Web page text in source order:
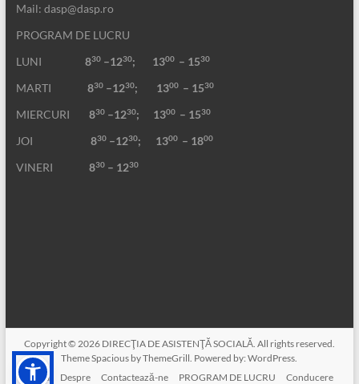
Mail: dasp@dasp.ro
PROGRAM DE LUCRU
LUNI
830–1230; 1300 – 1530
MARTI 830–1230; 1300 – 1530
MIERCURI 830–1230; 1300 – 1530
JOI 830–1230; 1300 – 1800
VINERI 830– 1230
Copyright © 2026 DIRECŢIA DE ASISTENŢĂ SOCIALĂ. All rights reserved.
ThemeSpacious by ThemeGrill. Powered by:WordPress
Acasa
Despre Contactează-ne PROGRAM DE LUCRU Conducere